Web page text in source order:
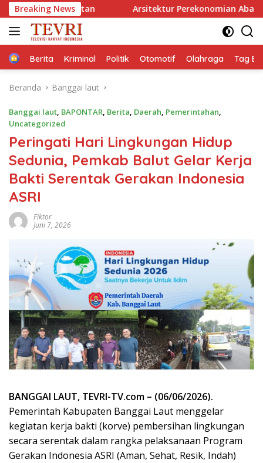
Langsung
ke
konten
Breaking News
Arsitektur Perekonomian Abad ke-21, Maklumat
HomeBerita Kriminal Politik Otomotif Olahraga Tag
Beranda Banggai laut
Banggai laut, BAPONTAR, Berita, Daerah, Pemerintahan,
Uncategorized
Peringati Hari Lingkungan Hidup
Sedunia, Pemkab Balut Gelar Kerja
Bakti Serentak Gerakan Indonesia
ASRI
Fiktor
Juni 7, 2026
BANGGAI LAUT, TEVRI-TV.com – (06/06/2026).
Pemerintah Kabupaten Banggai Laut menggelar
kegiatan kerja bakti (korve) pembersihan lingkungan
secara serentak dalam rangka pelaksanaan Program
Gerakan Indonesia ASRI (Aman, Sehat, Resik, Indah)